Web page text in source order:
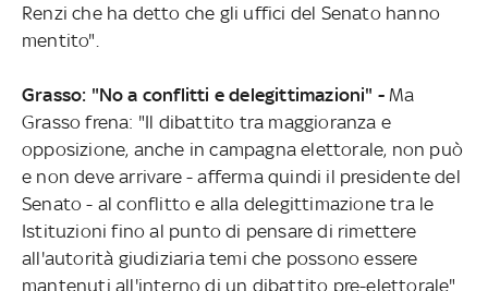
Renzi che ha detto che gli uffici del Senato hanno
mentito".
Grasso: "No a conflitti e delegittimazioni" - Ma
Grasso frena: "Il dibattito tra maggioranza e
opposizione, anche in campagna elettorale, non può
e non deve arrivare - afferma quindi il presidente del
Senato - al conflitto e alla delegittimazione tra le
Istituzioni fino al punto di pensare di rimettere
all'autorità giudiziaria temi che possono essere
mantenuti all'interno di un dibattito pre-elettorale".